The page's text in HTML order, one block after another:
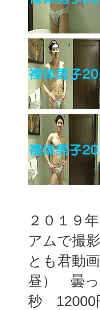
２０１９
アムで撮影
とも君動
昼） 曇っ
秒 12000